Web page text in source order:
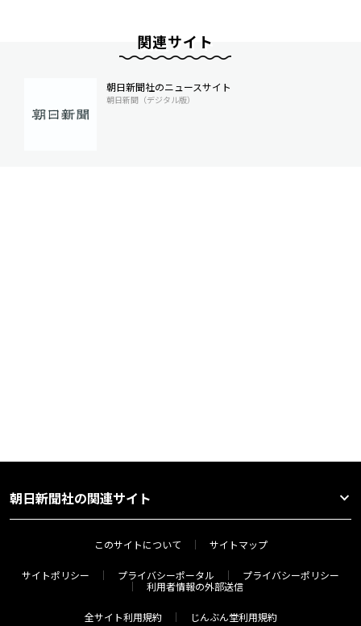
関連サイト
朝日新聞社のニュースサイト
朝日新聞（デジタル版）
朝日新聞社の関連サイト
このサイトについて サイトマップ
サイトポリシー プライバシーポータル
プライバシーポリシー
利用者情報の外部送信
全サイト利用規約 じんぶん堂利用規約